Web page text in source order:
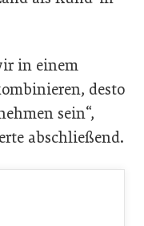
in einem
desto
sein“,
abschließend.